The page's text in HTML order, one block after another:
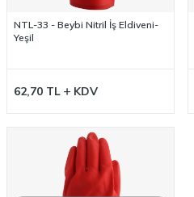
NTL-33 - Beybi Nitril İş Eldiveni-
Yeşil
62,70 TL KDV